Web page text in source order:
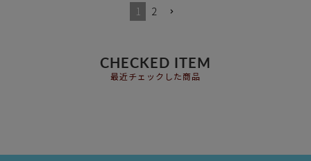
1
2
CHECKED ITEM
最近チェックした商品